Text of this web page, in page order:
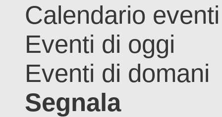
Calendario eventi
Eventi di oggi
Eventi di domani
Segnala